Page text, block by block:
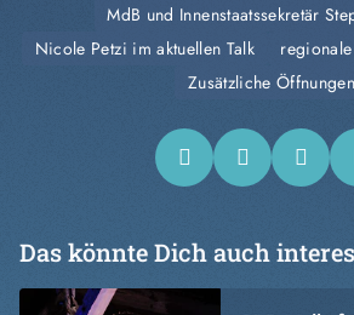
MdB und Innenstaatssekretär
Nicole Petzi im aktuellen Talk
Zusätzliche Öffnungen
Das könnte Dich auch